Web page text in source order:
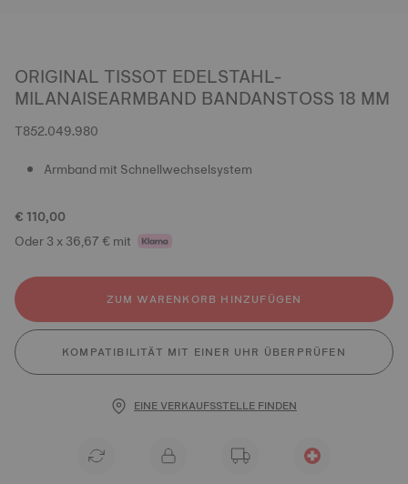
ORIGINAL TISSOT EDELSTAHL-
MILANAISEARMBAND BANDANSTOSS 18 MM
T852.049.980
Armband mit Schnellwechselsystem
€ 110,00
Oder 3 x 36,67 € mit
ZUM WARENKORB HINZUFÜGEN
KOMPATIBILITÄT MIT EINER UHR ÜBERPRÜFEN
EINE VERKAUFSSTELLE FINDEN